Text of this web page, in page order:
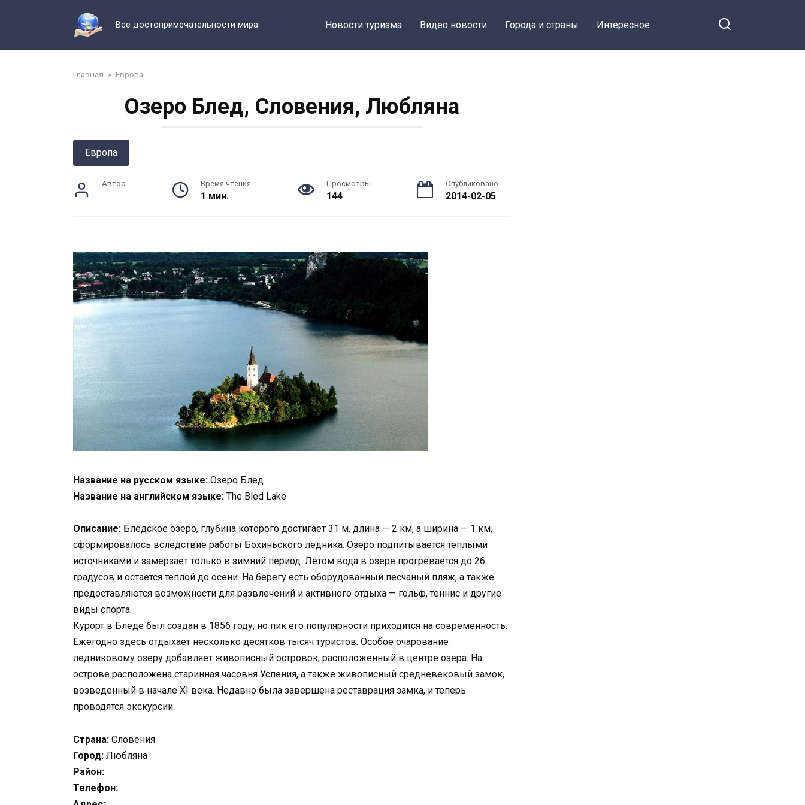
Все достопримечательности мира Новости туризма Видео новости Города и страны Интересное
Главная » Европа
Озеро Блед, Словения, Любляна
Европа
Автор Время чтения
1 мин.
Просмотры
144
Опубликовано
2014-02-05
Название на русском языке: Озеро Блед
Название на английском языке: The Bled Lake
Описание: Бледское озеро, глубина которого достигает 31 м, длина — 2 км, а ширина — 1 км,
сформировалось вследствие работы Бохиньского ледника. Озеро подпитывается теплыми
источниками и замерзает только в зимний период. Летом вода в озере прогревается до 26
градусов и остается теплой до осени. На берегу есть оборудованный песчаный пляж, а также
предоставляются возможности для развлечений и активного отдыха — гольф, теннис и другие
виды спорта.
Курорт в Бледе был создан в 1856 году, но пик его популярности приходится на современность.
Ежегодно здесь отдыхает несколько десятков тысяч туристов. Особое очарование
ледниковому озеру добавляет живописный островок, расположенный в центре озера. На
острове расположена старинная часовня Успения, а также живописный средневековый замок,
возведенный в начале XI века. Недавно была завершена реставрация замка, и теперь
проводятся экскурсии.
Страна: Словения
Город: Любляна
Район:
Телефон: